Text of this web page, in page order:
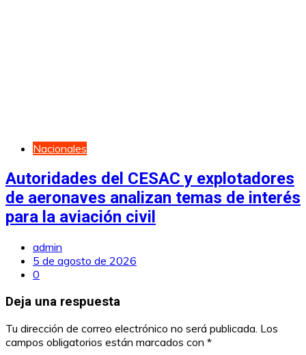
Nacionales
Autoridades del CESAC y explotadores
de aeronaves analizan temas de interés
para la aviación civil
admin
5 de agosto de 2026
0
Deja una respuesta
Tu dirección de correo electrónico no será publicada. Los
campos obligatorios están marcados con *